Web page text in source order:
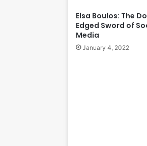
Elsa Boulos: The
Edged Sword of
Media
January 4, 2022